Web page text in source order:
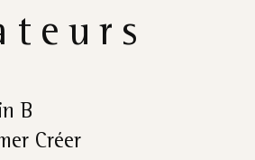
B
Créer